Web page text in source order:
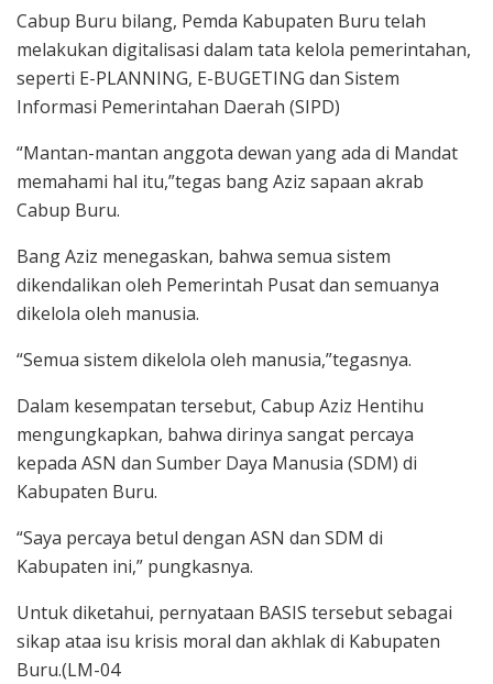
Cabup Buru bilang, Pemda Kabupaten Buru telah
melakukan digitalisasi dalam tata kelola pemerintahan,
seperti E-PLANNING, E-BUGETING dan Sistem
Informasi Pemerintahan Daerah (SIPD)
“Mantan-mantan anggota dewan yang ada di Mandat
memahami hal itu,”tegas bang Aziz sapaan akrab
Cabup Buru.
Bang Aziz menegaskan, bahwa semua sistem
dikendalikan oleh Pemerintah Pusat dan semuanya
dikelola oleh manusia.
“Semua sistem dikelola oleh manusia,”tegasnya.
Dalam kesempatan tersebut, Cabup Aziz Hentihu
mengungkapkan, bahwa dirinya sangat percaya
kepada ASN dan Sumber Daya Manusia (SDM) di
Kabupaten Buru.
“Saya percaya betul dengan ASN dan SDM di
Kabupaten ini,” pungkasnya.
Untuk diketahui, pernyataan BASIS tersebut sebagai
sikap ataa isu krisis moral dan akhlak di Kabupaten
Buru.(LM-04